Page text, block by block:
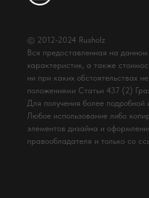
© 2012-2024 Rusholz
Вся предоставленная на
характеристик, а также
ни при каких обстоятельствах
положениями Статьи 437 (2)
Для получения более
Любое использование либо
элементов дизайна и
правообладателя и только со